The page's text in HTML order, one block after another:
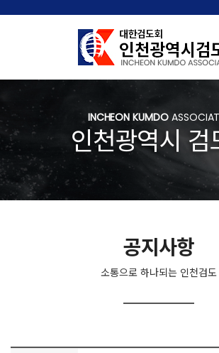
INCHEON KUMDO
인천광역시 검
공지사항
소통으로 하나되는 인천검도